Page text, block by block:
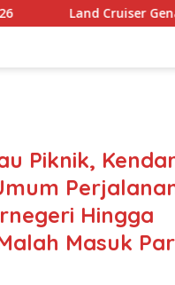
Land Cruiser Genap 75
Piknik,
Hingga
Masuk